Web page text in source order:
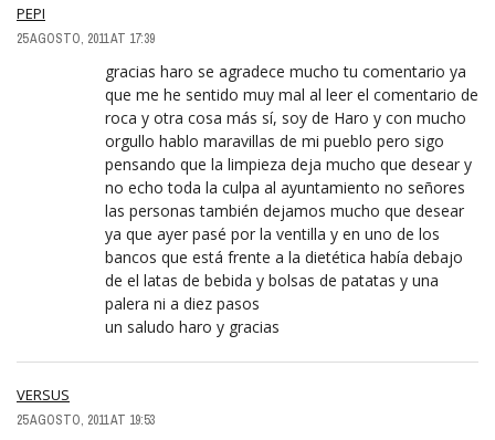
PEPI
25 AGOSTO, 2011 AT 17:39
gracias haro se agradece mucho tu comentario ya
que me he sentido muy mal al leer el comentario de
roca y otra cosa más sí, soy de Haro y con mucho
orgullo hablo maravillas de mi pueblo pero sigo
pensando que la limpieza deja mucho que desear y
no echo toda la culpa al ayuntamiento no señores
las personas también dejamos mucho que desear
ya que ayer pasé por la ventilla y en uno de los
bancos que está frente a la dietética había debajo
de el latas de bebida y bolsas de patatas y una
palera ni a diez pasos
un saludo haro y gracias
VERSUS
25 AGOSTO, 2011 AT 19:53